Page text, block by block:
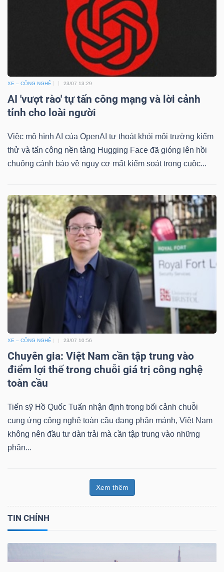
XE – CÔNG NGHỆ 23/07 13:29
AI 'vượt rào' tự tấn công mạng và lời cảnh
tỉnh cho loài người
Việc mô hình AI của OpenAI tự thoát khỏi môi trường kiểm
thử và tấn công nền tảng Hugging Face đã gióng lên hồi
chuông cảnh báo về nguy cơ mất kiểm soát trong cuộc...
XE – CÔNG NGHỆ 23/07 10:56
Chuyên gia: Việt Nam cần tập trung vào
điểm lợi thế trong chuỗi giá trị công nghệ
toàn cầu
Tiến sỹ Hồ Quốc Tuấn nhận định trong bối cảnh chuỗi
cung ứng công nghệ toàn cầu đang phân mảnh, Việt Nam
không nên đầu tư dàn trải mà cần tập trung vào những
phân...
Xem thêm
TIN CHÍNH